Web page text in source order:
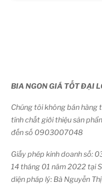
BIA NGON GIÁ TỐT ĐẠI
Chúng tôi không bán hàng
tính chất giới thiệu sản
đến số 0903007048
Giấy phép kinh doanh số:
14 tháng 01 năm 2022 tại
diện pháp lý: Bà Nguyễn